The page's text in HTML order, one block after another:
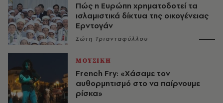
Πώς η Ευρώπη χρηματοδοτεί τα
ισλαμιστικά δίκτυα της οικογένειας
Ερντογάν
Σώτη Τριανταφύλλου
ΜΟΥΣΙΚΗ
French Fry: «Χάσαμε τον
αυθορμητισμό στο να παίρνουμε
ρίσκα»